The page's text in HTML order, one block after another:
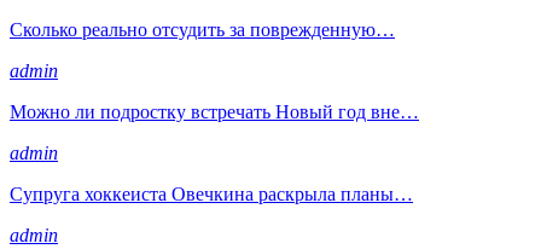
Сколько реально отсудить за поврежденную…
admin
Можно ли подростку встречать Новый год вне…
admin
Супруга хоккеиста Овечкина раскрыла планы…
admin